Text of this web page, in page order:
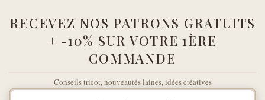
RECEVEZ NOS PATRONS GRATUITS
+ -10% SUR VOTRE 1ÈRE
COMMANDE
Conseils tricot, nouveautés laines, idées créatives
Votre adresse e-mail